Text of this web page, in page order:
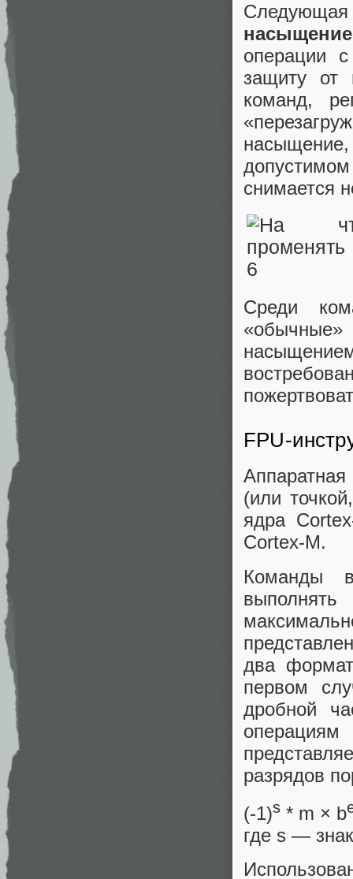
Следующая
операции
защиту от
команд,
снимается
Среди
«обычные»
FPU-
(или
ядра
Cortex-M.
Команды
два
первом
дробной
разрядов
(-1)s * m × b
где s —